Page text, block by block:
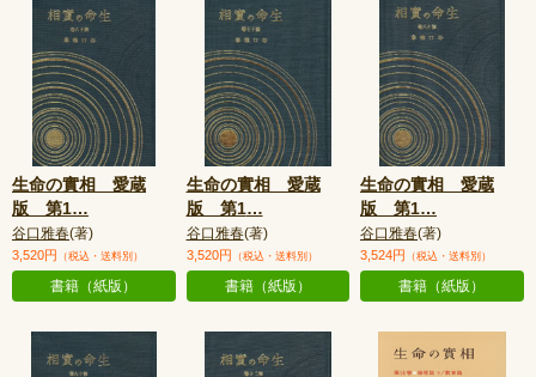
生命の實相 愛蔵
版 第1…
谷口雅春(著)
3,520円 （税込・送料別）
書籍（紙版）
生命の實相 愛蔵
版 第1…
谷口雅春(著)
3,520円 （税込・送料別）
書籍（紙版）
生命の實相 愛蔵
版 第1…
谷口雅春(著)
3,524円 （税込・送料別）
書籍（紙版）